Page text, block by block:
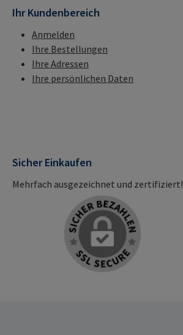
Ihr Kundenbereich
Anmelden
Ihre Bestellungen
Ihre Adressen
Ihre persönlichen Daten
Sicher Einkaufen
Mehrfach ausgezeichnet und zertifiziert!